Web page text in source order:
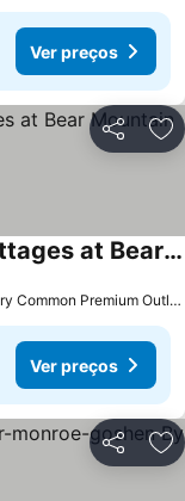
Ver preços
Partilhar
Overlook Lodge and Stone Cottages at Bear Mountain
a 10.8 km de Woodbury Common Premium Outlets
Ver preços
Partilhar